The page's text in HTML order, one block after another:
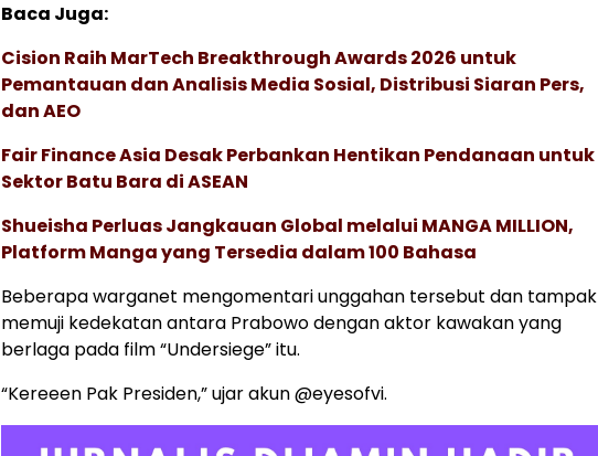
Baca Juga:
Cision Raih MarTech Breakthrough Awards 2026 untuk
Pemantauan dan Analisis Media Sosial, Distribusi Siaran Pers,
dan AEO
Fair Finance Asia Desak Perbankan Hentikan Pendanaan untuk
Sektor Batu Bara di ASEAN
Shueisha Perluas Jangkauan Global melalui MANGA MILLION,
Platform Manga yang Tersedia dalam 100 Bahasa
Beberapa warganet mengomentari unggahan tersebut dan tampak
memuji kedekatan antara Prabowo dengan aktor kawakan yang
berlaga pada film “Undersiege” itu.
“Kereeen Pak Presiden,” ujar akun @eyesofvi.